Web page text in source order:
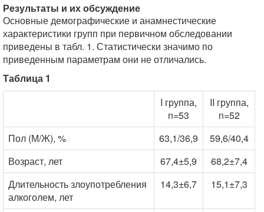
Результаты и их обсуждение
Основные демографические и анамнестические
характеристики групп при первичном обследовании
приведены в табл. 1. Статистически значимо по
приведенным параметрам они не отличались.
Таблица 1
I группа,
n=53
II группа,
n=52
Пол (М/Ж), %
63,1/36,9
59,6/40,4
Возраст, лет
67,4±5,9
68,2±7,4
Длительность злоупотребления
алкоголем, лет
14,3±6,7 15,1±7,3